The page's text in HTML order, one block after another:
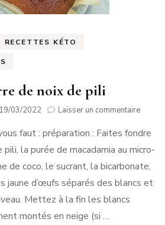
RECETTES KÉTO
de noix de pili
19/03/2022 Laisser un commentairesur
au
noix
de
faut : préparation : Faites fondre
la purée de macadamia au micro-
de coco, le sucrant, la bicarbonate,
jaune d’œufs séparés des blancs et
Mettez à la fin les blancs
montés en neige (si …